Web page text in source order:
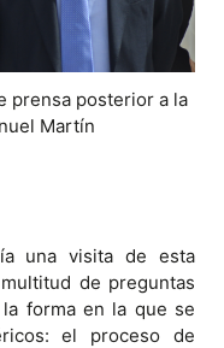
prensa posterior a la
Martín
una visita de esta
de preguntas
forma en la que se
el proceso de